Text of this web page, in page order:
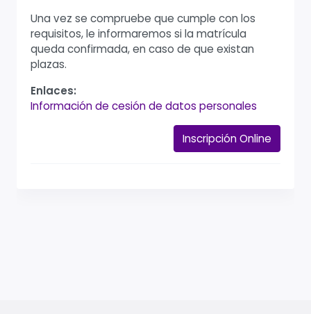
Una vez se compruebe que cumple con los
requisitos, le informaremos si la matrícula
queda confirmada, en caso de que existan
plazas.
Enlaces:
Información de cesión de datos personales
Inscripción Online